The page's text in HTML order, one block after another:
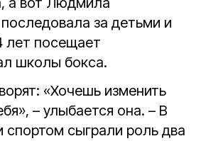
за детьми и
лет посещает
школы бокса.
«Хочешь изменить
– улыбается она. – В
спортом сыграли роль два